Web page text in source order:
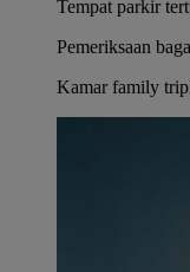
Tempat parkir
Pemeriksaan
Kamar family